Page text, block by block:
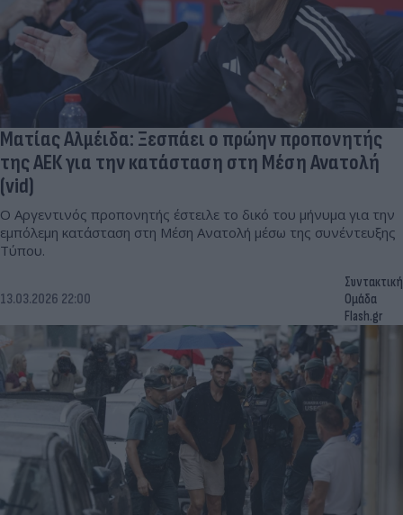
Ματίας Αλμέιδα: Ξεσπάει ο πρώην προπονητής
της ΑΕΚ για την κατάσταση στη Μέση Ανατολή
(vid)
Ο Αργεντινός προπονητής έστειλε το δικό του μήνυμα για την
εμπόλεμη κατάσταση στη Μέση Ανατολή μέσω της συνέντευξης
Τύπου.
13.03.2026 22:00
Συντακτική
Ομάδα
Flash.gr